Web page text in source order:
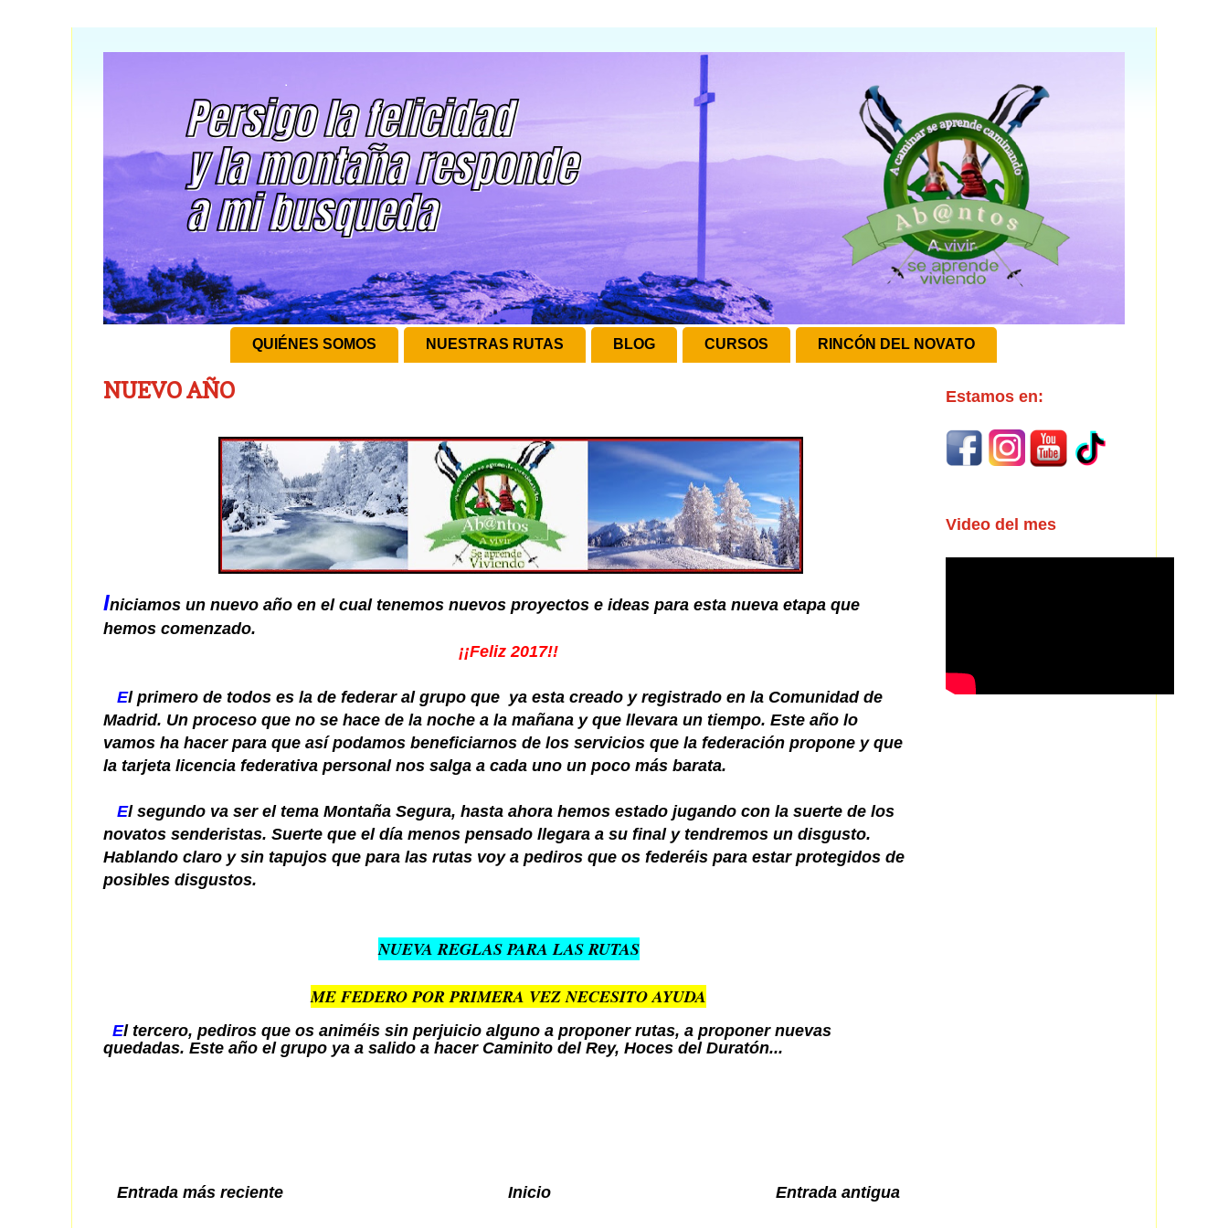
QUIÉNES SOMOS NUESTRAS RUTAS BLOG CURSOS RINCÓN DEL NOVATO
NUEVO AÑO
Iniciamos un nuevo año en el cual tenemos nuevos proyectos e ideas para esta nueva etapa que
hemos comenzado.
¡¡Feliz 2017!!
El primero de todos es la de federar al grupo que ya esta creado y registrado en la Comunidad de
Madrid. Un proceso que no se hace de la noche a la mañana y que llevara un tiempo. Este año lo
vamos ha hacer para que así podamos beneficiarnos de los servicios que la federación propone y que
la tarjeta licencia federativa personal nos salga a cada uno un poco más barata.
El segundo va ser el tema Montaña Segura, hasta ahora hemos estado jugando con la suerte de los
novatos senderistas. Suerte que el día menos pensado llegara a su final y tendremos un disgusto.
Hablando claro y sin tapujos que para las rutas voy a pediros que os federéis para estar protegidos de
posibles disgustos.
NUEVA REGLAS PARA LAS RUTAS
ME FEDERO POR PRIMERA VEZ NECESITO AYUDA
El tercero, pediros que os animéis sin perjuicio alguno a proponer rutas, a proponer nuevas
quedadas. Este año el grupo ya a salido a hacer Caminito del Rey, Hoces del Duratón...
Entrada más reciente Entrada antigua
Inicio
Estamos en:
Video del mes